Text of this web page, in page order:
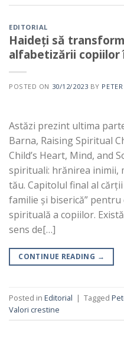
EDITORIAL
Haideți să
alfabetizării copiilor
POSTED ON 30/12/2023 BY
Astăzi prezint ultima
Barna, Raising Spiritual
Child’s Heart, Mind, and
spirituali: hrănirea inimii,
tău. Capitolul final al
familie și biserică”
spirituală a copiilor.
sens de[…]
CONTINUE READING →
Posted in Editorial | Tagged
Valori crestine